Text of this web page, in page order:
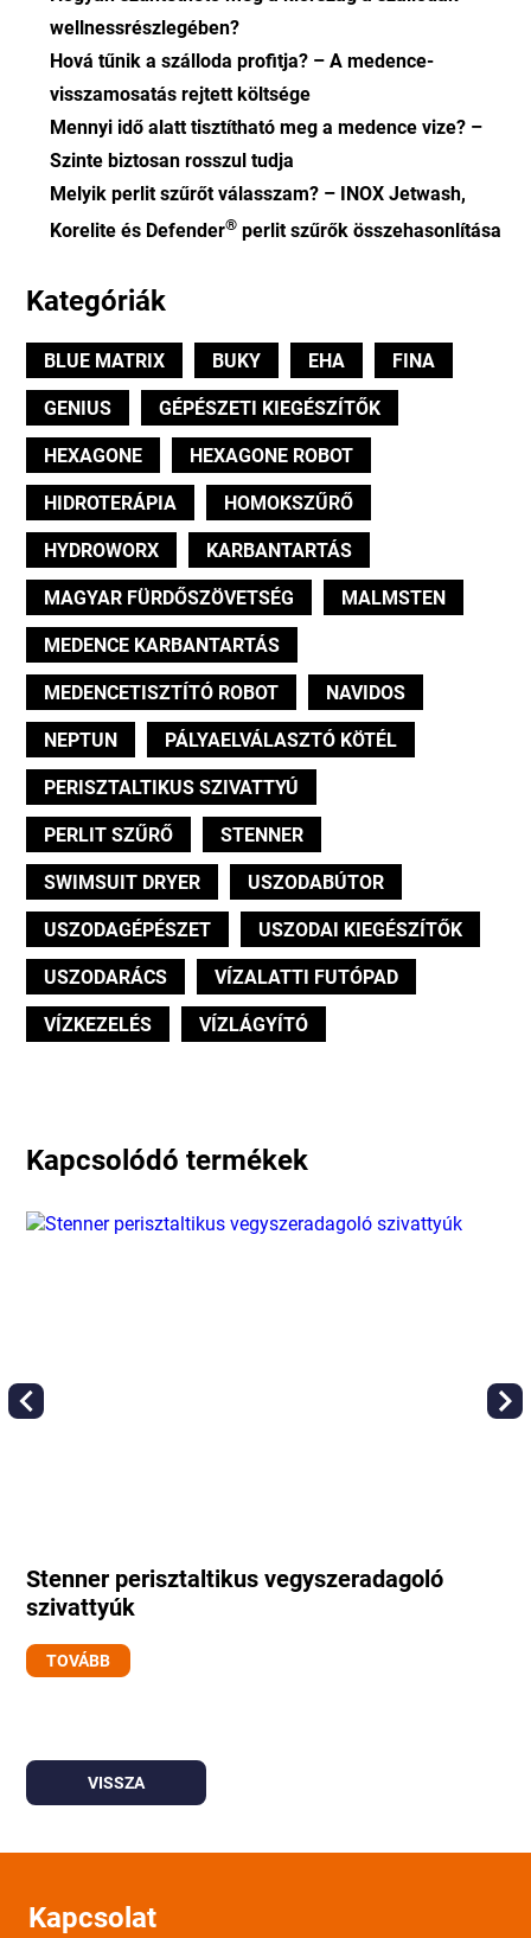
wellnessrészlegében?
Hová tűnik a szálloda profitja? – A medence-
visszamosatás rejtett költsége
Mennyi idő alatt tisztítható meg a medence vize? –
Szinte biztosan rosszul tudja
Melyik perlit szűrőt válasszam? – INOX Jetwash,
Korelite és Defender® perlit szűrők összehasonlítása
Kategóriák
BLUE MATRIX BUKY EHA
FINA
GENIUS
GÉPÉSZETI KIEGÉSZÍTŐK
HEXAGONE
HEXAGONE ROBOT
HIDROTERÁPIA
HOMOKSZŰRŐ
HYDROWORX
KARBANTARTÁS
MAGYAR FÜRDŐSZÖVETSÉG
MALMSTEN
MEDENCE KARBANTARTÁS
MEDENCETISZTÍTÓ ROBOT
NAVIDOS
NEPTUN
PÁLYAELVÁLASZTÓ KÖTÉL
PERISZTALTIKUS SZIVATTYÚ
PERLIT SZŰRŐ
STENNER
SWIMSUIT DRYER
USZODABÚTOR
USZODAGÉPÉSZET
USZODAI KIEGÉSZÍTŐK
USZODARÁCS
VÍZALATTI FUTÓPAD
VÍZKEZELÉS
VÍZLÁGYÍTÓ
Kapcsolódó termékek
Stenner perisztaltikus vegyszeradagoló
szivattyúk
TOVÁBB
VISSZA
Kapcsolat